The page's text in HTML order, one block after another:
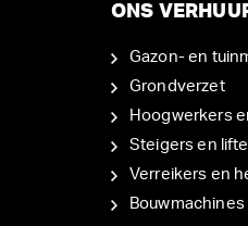
ONS
Gazon- en
Grondverzet
Hoogwerkers
Steigers en
Verreikers en